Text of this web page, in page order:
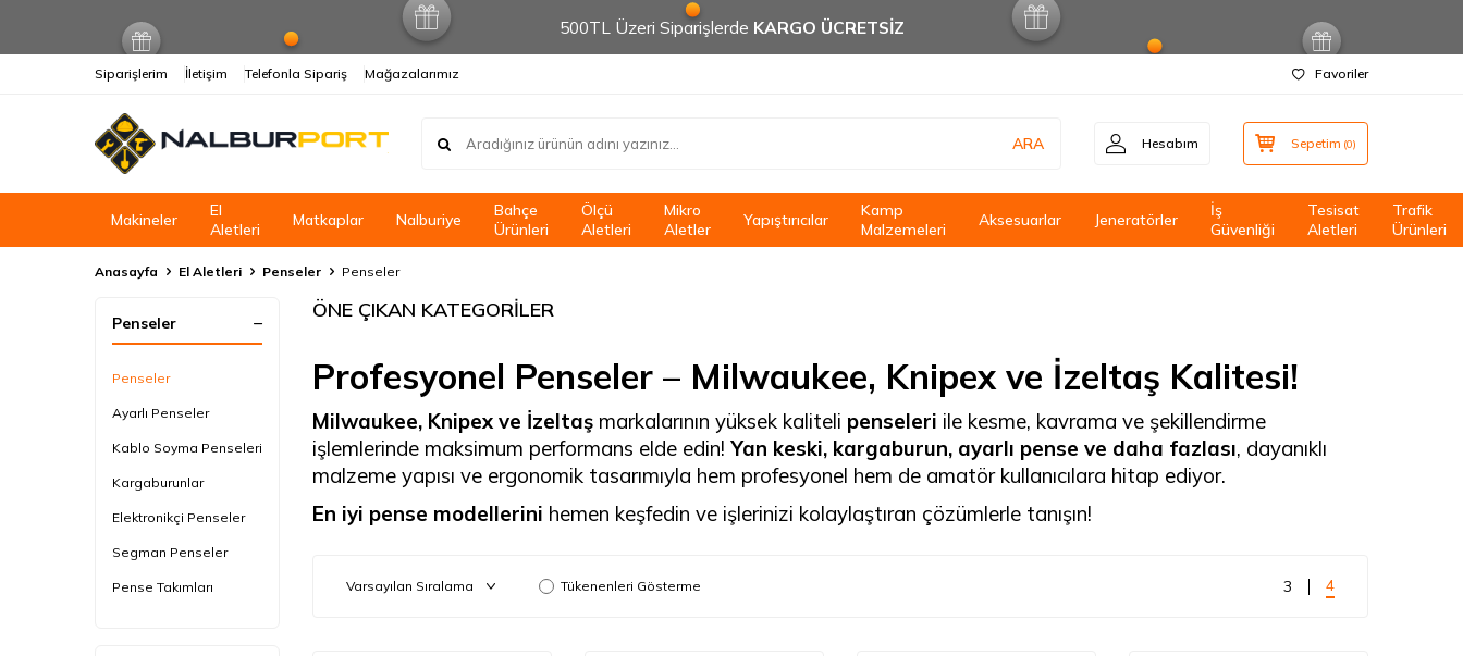
500TL Üzeri Siparişlerde KARGO ÜCRETSİZ
Siparişlerim İletişim Telefonla Sipariş Mağazalarımız Favoriler
ARA Hesabım Sepetim (0)
Makineler
El
Aletleri
Matkaplar Nalburiye
Bahçe
Ürünleri
Ölçü
Aletleri
Mikro
Aletler
Yapıştırıcılar
Kamp
Malzemeleri
Aksesuarlar Jeneratörler
İş
Güvenliği
Tesisat
Aletleri
Trafik
Ürünleri
Anasayfa El Aletleri Penseler Penseler
Penseler
Penseler
Ayarlı Penseler
Kablo Soyma Penseleri
Kargaburunlar
Elektronikçi Penseler
Segman Penseler
Pense Takımları
ÖNE ÇIKAN KATEGORİLER
Profesyonel Penseler – Milwaukee, Knipex ve İzeltaş Kalitesi!
Milwaukee, Knipex ve İzeltaş markalarının yüksek kaliteli penseleri ile kesme, kavrama ve şekillendirme
işlemlerinde maksimum performans elde edin! Yan keski, kargaburun, ayarlı pense ve daha fazlası, dayanıklı
malzeme yapısı ve ergonomik tasarımıyla hem profesyonel hem de amatör kullanıcılara hitap ediyor.
En iyi pense modellerini hemen keşfedin ve işlerinizi kolaylaştıran çözümlerle tanışın!
Tükenenleri Gösterme 3 4